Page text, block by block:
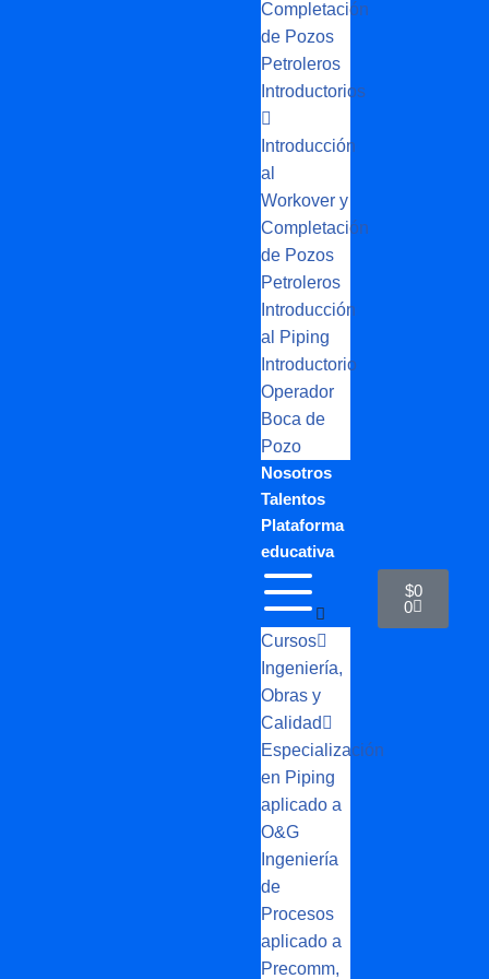
Completación
de Pozos
Petroleros
Introductorios
Introducción
al
Workover y
Completación
de Pozos
Petroleros
Introducción
al Piping
Introductorio
Operador
Boca de
Pozo
Nosotros
Talentos
Plataforma
educativa
Cursos
Ingeniería,
Obras y
Calidad
Especialización
en Piping
aplicado a
O&G
Ingeniería
de
Procesos
aplicado a
Precomm,
$0
0